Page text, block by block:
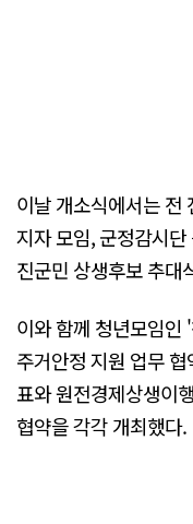
이날 개소식에서는 전
지자 모임, 군정감시
진군민 상생후보 추대
이와 함께 청년모임인
주거안정 지원 업무
표와 원전경제상생이
협약을 각각 개최했다.